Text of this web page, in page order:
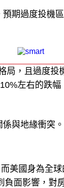
期過度投機
局，且過度投
左右的跌幅
與地緣衝突。
美國身為全球
負面影響，對